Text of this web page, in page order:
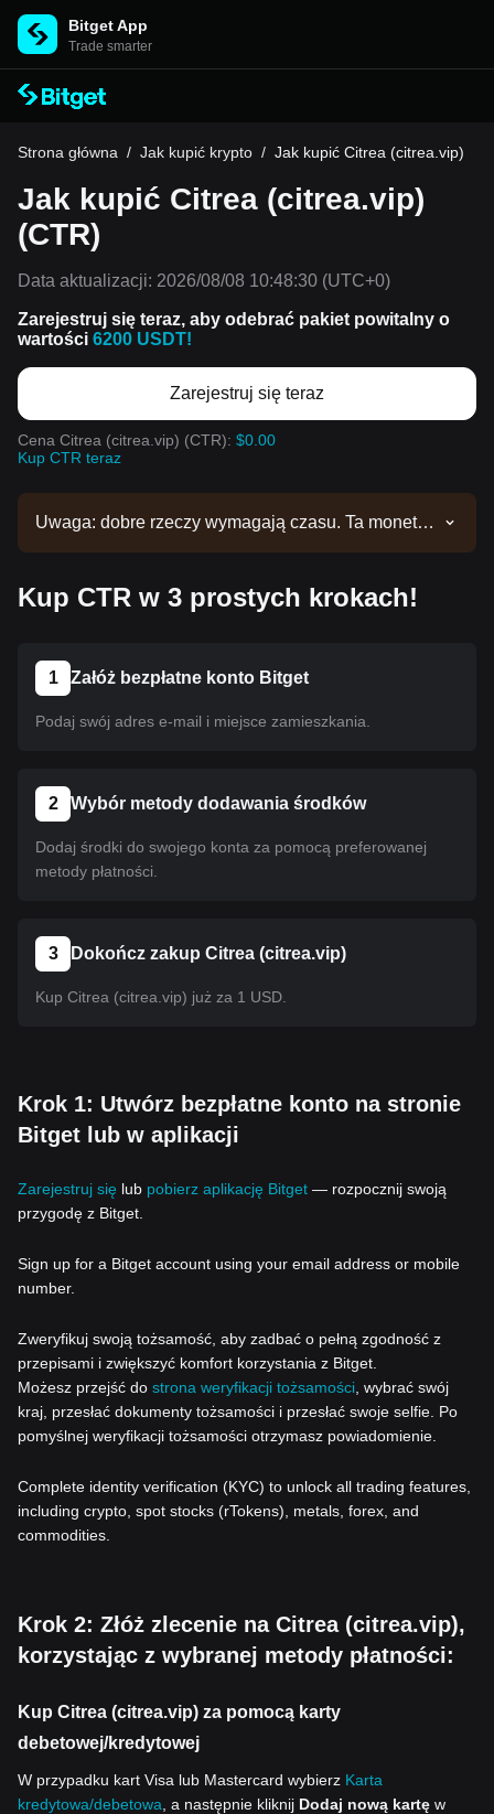
Bitget App
Trade smarter
Strona główna / Jak kupić krypto / Jak kupić Citrea (citrea.vip)
Jak kupić Citrea (citrea.vip)
(CTR)
Data aktualizacji: 2026/08/08 10:48:30 (UTC+0)
Zarejestruj się teraz, aby odebrać pakiet powitalny o
wartości 6200 USDT!
Zarejestruj się teraz
Cena Citrea (citrea.vip) (CTR): $0.00
Kup CTR teraz
Uwaga: dobre rzeczy wymagają czasu. Ta moneta
notowań. Gdy będzie ona już dostępna w serwisie
przewodnik dotyczy wszystkich kryptowalut
notowanych na giełdzie Bitget.
Kup CTR w 3 prostych krokach!
1 Załóż bezpłatne konto Bitget
Podaj swój adres e-mail i miejsce zamieszkania.
2 Wybór metody dodawania środków
Dodaj środki do swojego konta za pomocą preferowanej
metody płatności.
3 Dokończ zakup Citrea (citrea.vip)
Kup Citrea (citrea.vip) już za 1 USD.
Krok 1: Utwórz bezpłatne konto na stronie
Bitget lub w aplikacji
Zarejestruj się lub pobierz aplikację Bitget — rozpocznij swoją
przygodę z Bitget.
Sign up for a Bitget account using your email address or mobile
number.
Zweryfikuj swoją tożsamość, aby zadbać o pełną zgodność z
przepisami i zwiększyć komfort korzystania z Bitget.
Możesz przejść do strona weryfikacji tożsamości , wybrać swój
kraj, przesłać dokumenty tożsamości i przesłać swoje selfie. Po
pomyślnej weryfikacji tożsamości otrzymasz powiadomienie.
Complete identity verification (KYC) to unlock all trading features,
including crypto, spot stocks (rTokens), metals, forex, and
commodities.
Krok 2: Złóż zlecenie na Citrea (citrea.vip),
korzystając z wybranej metody płatności:
Kup Citrea (citrea.vip) za pomocą karty
debetowej/kredytowej
W przypadku kart Visa lub Mastercard wybierz Karta
kredytowa/debetowa , a następnie kliknij Dodaj nową kartę w